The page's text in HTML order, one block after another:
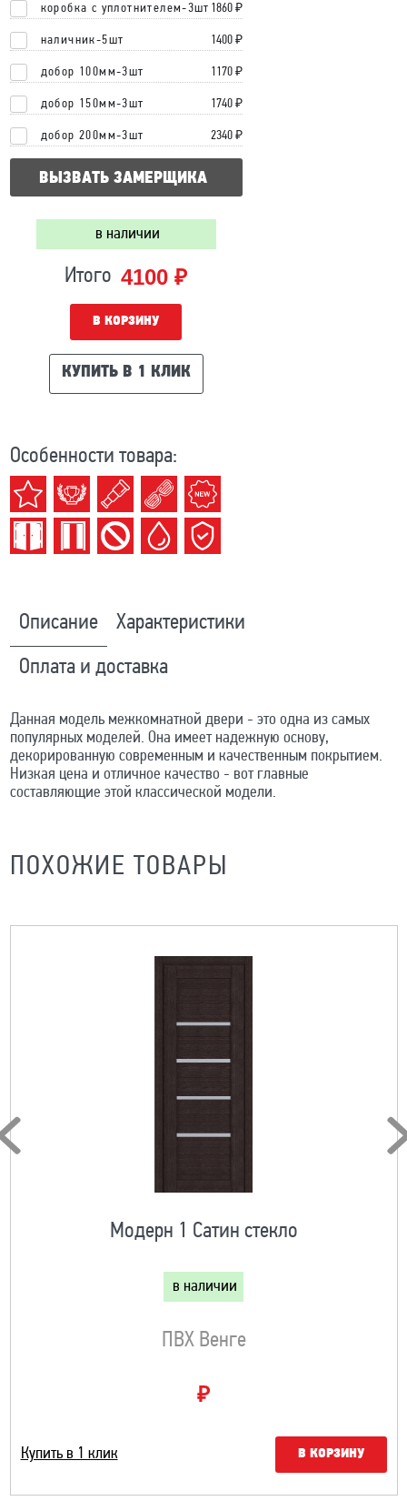
коробка с уплотнителем-3шт 1860 ₽
наличник-5шт 1400 ₽
добор 100мм-3шт 1170 ₽
добор 150мм-3шт 1740 ₽
добор 200мм-3шт 2340 ₽
ВЫЗВАТЬ ЗАМЕРЩИКА
в наличии
Итого 4100 ₽
В КОРЗИНУ
КУПИТЬ В 1 КЛИК
Особенности товара:
Описание Характеристики
Оплата и доставка
Данная модель межкомнатной двери - это одна из самых
популярных моделей. Она имеет надежную основу,
декорированную современным и качественным покрытием.
Низкая цена и отличное качество - вот главные
составляющие этой классической модели.
ПОХОЖИЕ ТОВАРЫ
Модерн 1 Сатин стекло
в наличии
ПВХ Венге
₽
Купить в 1 клик В КОРЗИНУ